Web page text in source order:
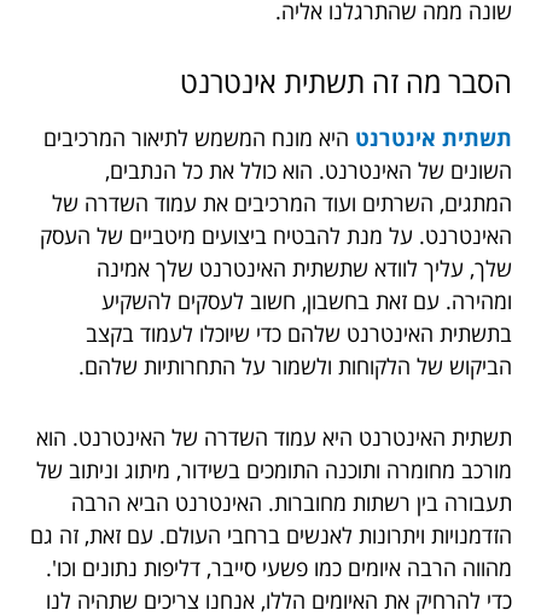
שונה ממה שהתרגלנו אליה.
הסבר מה זה תשתית אינטרנט
תשתית אינטרנט היא מונח המשמש לתיאור המרכיבים
השונים של האינטרנט. הוא כולל את כל הנתבים,
המתגים, השרתים ועוד המרכיבים את עמוד השדרה של
האינטרנט. על מנת להבטיח ביצועים מיטביים של העסק
שלך, עליך לוודא שתשתית האינטרנט שלך אמינה
ומהירה. עם זאת בחשבון, חשוב לעסקים להשקיע
בתשתית האינטרנט שלהם כדי שיוכלו לעמוד בקצב
הביקוש של הלקוחות ולשמור על התחרותיות שלהם.
תשתית האינטרנט היא עמוד השדרה של האינטרנט. הוא
מורכב מחומרה ותוכנה התומכים בשידור, מיתוג וניתוב של
תעבורה בין רשתות מחוברות. האינטרנט הביא הרבה
הזדמנויות ויתרונות לאנשים ברחבי העולם. עם זאת, זה גם
מהווה הרבה איומים כמו פשעי סייבר, דליפות נתונים וכו'.
כדי להרחיק את האיומים הללו, אנחנו צריכים שתהיה לנו